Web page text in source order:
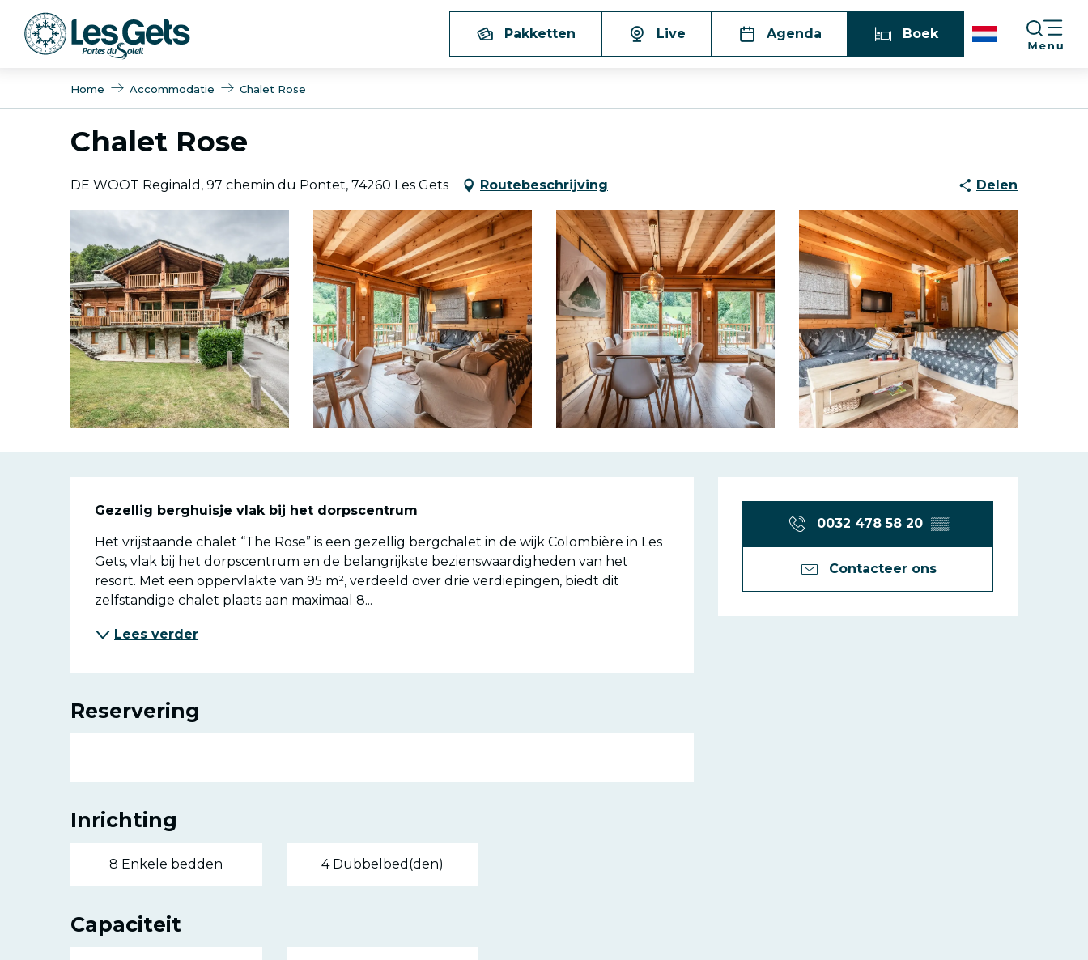
contenu
Pakketten Live Agenda Boek
Home Accommodatie Chalet Rose
Chalet Rose
DE WOOT Reginald, 97 chemin du Pontet, 74260 Les Gets Routebeschrijving Delen
0032 478 58 20 ▒▒
Contacteer ons
Beschrijving
Gezellig berghuisje vlak bij het dorpscentrum
Het vrijstaande chalet “The Rose” is een gezellig bergchalet in de wijk Colombière in Les
Gets, vlak bij het dorpscentrum en de belangrijkste bezienswaardigheden van het
resort. Met een oppervlakte van 95 m², verdeeld over drie verdiepingen, biedt dit
zelfstandige chalet plaats aan maximaal 8...
Lees verder
Reservering
Inrichting
8 Enkele bedden 4 Dubbelbed(den)
Capaciteit